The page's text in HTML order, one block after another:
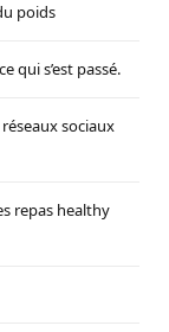
poids
qui s’est passé.
sociaux
repas healthy